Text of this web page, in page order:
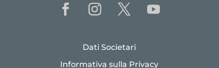
Dati Societari
Informativa sulla Privacy